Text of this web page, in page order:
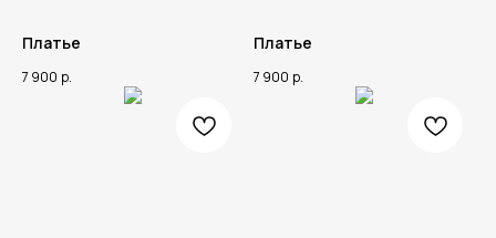
Платье
7 900 р.
Платье
7 900 р.